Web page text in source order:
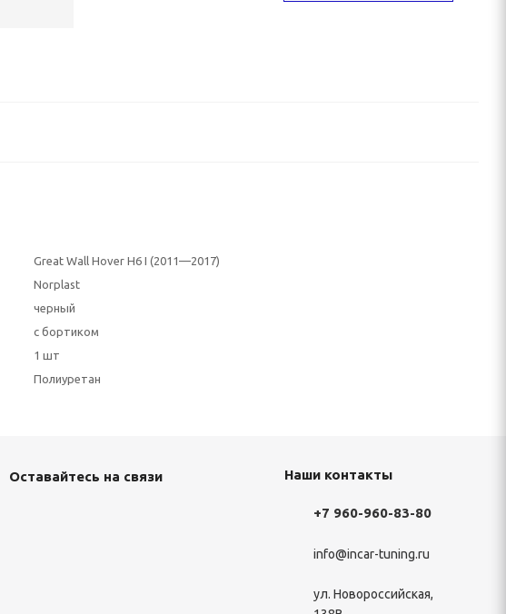
Great Wall Hover H6 I (2011—2017)
Norplast
черный
с бортиком
1 шт
Полиуретан
Оставайтесь на связи Наши контакты
+7 960-960-83-80
info@incar-tuning.ru
ул. Новороссийская,